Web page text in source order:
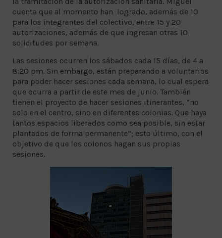
cuenta que al momento han logrado, además de 10
para los integrantes del colectivo, entre 15 y 20
autorizaciones, además de que ingresan otras 10
solicitudes por semana.
Las sesiones ocurren los sábados cada 15 días, de 4 a
8:20 pm. Sin embargo, están preparando a voluntarios
para poder hacer sesiones cada semana, lo cual espera
que ocurra a partir de este mes de junio. También
tienen el proyecto de hacer sesiones itinerantes, “no
solo en el centro, sino en diferentes colonias. Que haya
tantos espacios liberados como sea posible, sin estar
plantados de forma permanente”; esto último, con el
objetivo de que los colonos hagan sus propias
sesiones.